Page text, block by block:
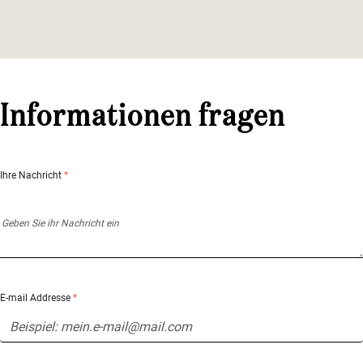
Informationen fragen
Ihre Nachricht *
E-mail Addresse *